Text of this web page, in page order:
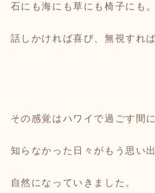
石にも海にも草にも椅子にも。
話しかければ喜び、無視すれ
その感覚はハワイで過ごす間
知らなかった日々がもう思い
自然になっていきました。